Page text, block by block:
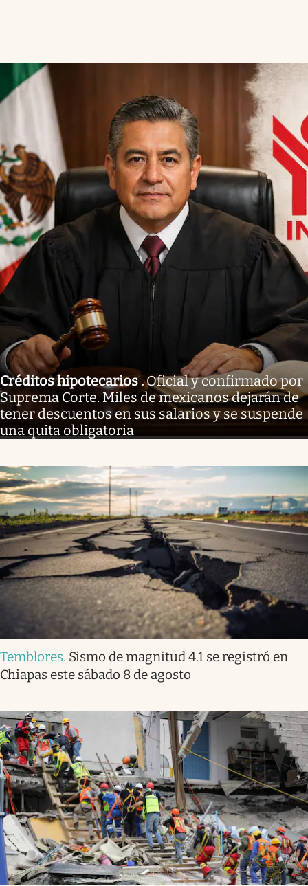
Créditos hipotecarios.Oficial y confirmado por
Suprema Corte. Miles de mexicanos dejarán de
tener descuentos en sus salarios y se suspende
una quita obligatoria
Temblores. Sismo de magnitud 4.1 se registró en
Chiapas este sábado 8 de agosto